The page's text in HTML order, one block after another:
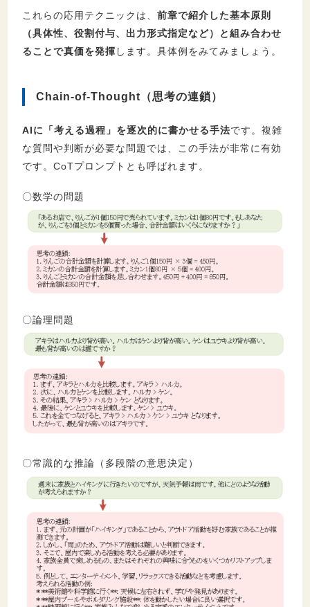
これらの応用テクニックは、 前章で紹介した基本原則
（具体性、役割付与、出力形式指定など）と組み合わせ
ることで真価を発揮 します。具体例をみてみましょう。
Chain-of-Thought（思考の連鎖）
AIに「考える過程」を逐次的に書かせる手法です。複雑
な質問や判断が必要な問題では、この手法が非常に有効
です。CoTプロンプトとも呼ばれます。
〇数学の問題
〇論理問題
〇常識的な推論（多段階の意思決定）